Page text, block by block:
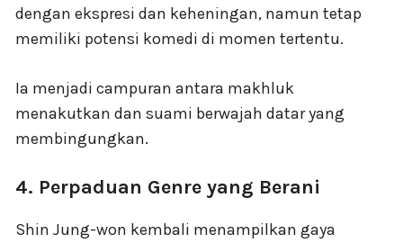
dengan ekspresi dan keheningan, namun tetap
memiliki potensi komedi di momen tertentu.
Ia menjadi campuran antara makhluk
menakutkan dan suami berwajah datar yang
membingungkan.
4. Perpaduan Genre yang Berani
Shin Jung-won kembali menampilkan gaya